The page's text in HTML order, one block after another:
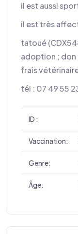
il est aussi
il est très
tatoué
adoption ;
frais
tél : 07 49 55
ID :
Vaccination:
Genre:
Âge: